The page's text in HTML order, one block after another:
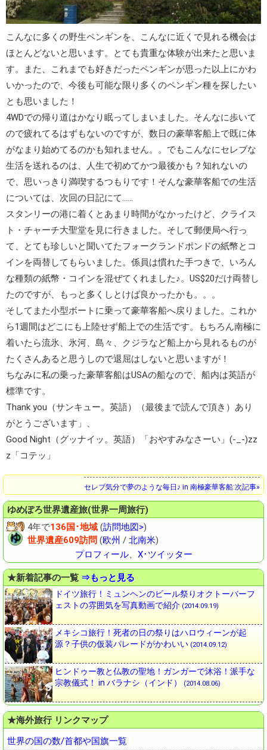
こんなに多くの野生ペンギンを、こんなに近くで見れる機会は
ほとんどないと思います。とても貴重な体験が出来たと思いま
す。また、これまでも好きだったペンギンが思った以上にかわ
いかったので、今後も可能な限り多くのペンギン種を探したい
とも思いました！
4WDでの帰り道はかなり眠ってしまいました。そんなに歩いて
ので疲れてるはずもないのですが、数日の豪華客船上で既に体
がなまり始めてるのかも知れません。。でもこんなにセレブな
生活を送れるのは、人生で初めてかつ最後かも？知れないの
で、思いっきり満喫するつもりです！そんな豪華客船での生活
については、次回の日記にて……
スタンリーの港に着くとあまり時間がなかったけど、
クライス
ト・チャーチ大聖堂を見に行きました。そして郵便局へ行っ
て、とても珍しいと聞いてたフォークランドポンドの紙幣とコ
インを両替してもらいました。係員は慣れた手つきで、いろん
な種類の紙幣・コインを混ぜてくれました♪。US$20だけ両替し
たのですが、もっと多くしとけば良かったかも。。。
そしてまた小型ボートに乗って豪華客船へ戻りました。これか
ら1週間はどこにも上陸せず船上での生活です。もちろん南極に
着いたら流氷、氷河、島々、クジラなど船上から見れるものが
たくさんあると思うしので退屈はしないと思いますが！
ちなみに私の乗った豪華客船はUSAの船なので、船内は英語が
標準です。
Thank you（サンキュー。英語）（最後まで読んで頂き）あり
がとうございます」、
Good Night（グッナイッ。英語）「おやすみなさーい」(-_-)zz
z「コテッ」
セレブ気分で夢のような毎日♪ in 南極豪華客船:次記事»
ゆめぽろ世界遺産旅(世界一周旅行)
4年で136国･地域 (訪問地図>)
世界遺産609訪問 (欧州 / 北南米)
プロフィール、 X･ツイッター
★新着記事の一覧 ⇒もっと見る
ドイツ旅行！ミュンヘンのビール祭りオクトーバーフ
ェストの雰囲気を写真動画で紹介 (2014.09.19)
メキシコ旅行！死者の日の祭りはハロウィーンが起
源？子供の仮装パレードがかわいい (2014.09.12)
ヒンドゥー教と仏教の聖地！ガンガーで沐浴！派手な
宗教儀式！ in バラナシ（インド）
(2014.08.06)
★海外旅行 リンクマップ
世界の国の数/首都や国旗一覧